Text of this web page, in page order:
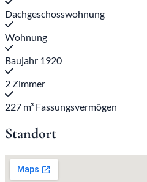
Dachgeschosswohnung
Wohnung
Baujahr 1920
2 Zimmer
227 m³ Fassungsvermögen
Standort